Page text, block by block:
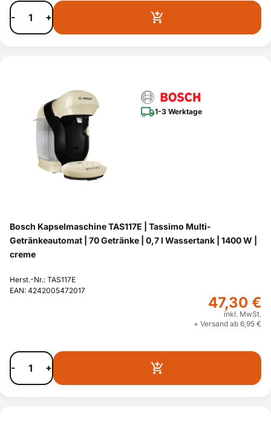
- +
1-3 Werktage
Bosch Kapselmaschine TAS117E | Tassimo Multi-
Getränkeautomat | 70 Getränke | 0,7 l Wassertank | 1400 W |
creme
Herst.-Nr.: TAS117E
EAN: 4242005472017
47,30 €
inkl. MwSt.
+ Versand ab 6,95 €
- +